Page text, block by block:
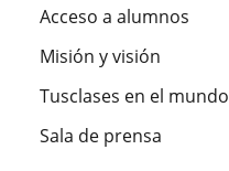
Acceso a alumnos
Misión y visión
Tusclases en el mundo
Sala de prensa